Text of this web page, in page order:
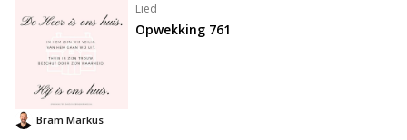
Lied
Opwekking 761
Bram Markus